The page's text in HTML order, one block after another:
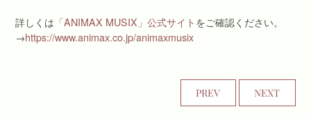
詳しくは 「ANIMAX MUSIX」公式サイト をご確認ください。
→https://www.animax.co.jp/animaxmusix
PREV NEXT